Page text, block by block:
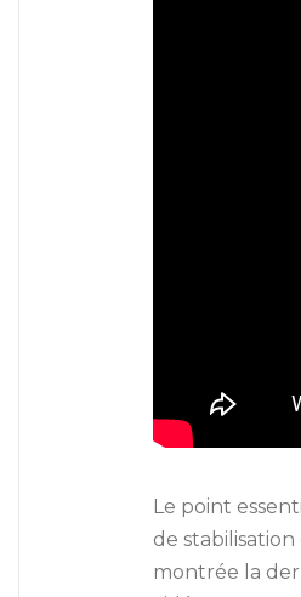
Le point
de
montrée la